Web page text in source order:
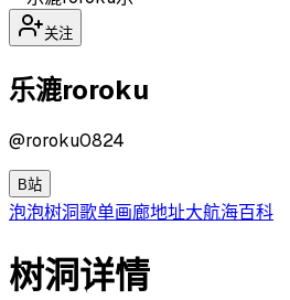
关注
乐漉roroku
@roroku0824
B站
泡泡树洞歌单画廊地址大航海百科
树洞详情